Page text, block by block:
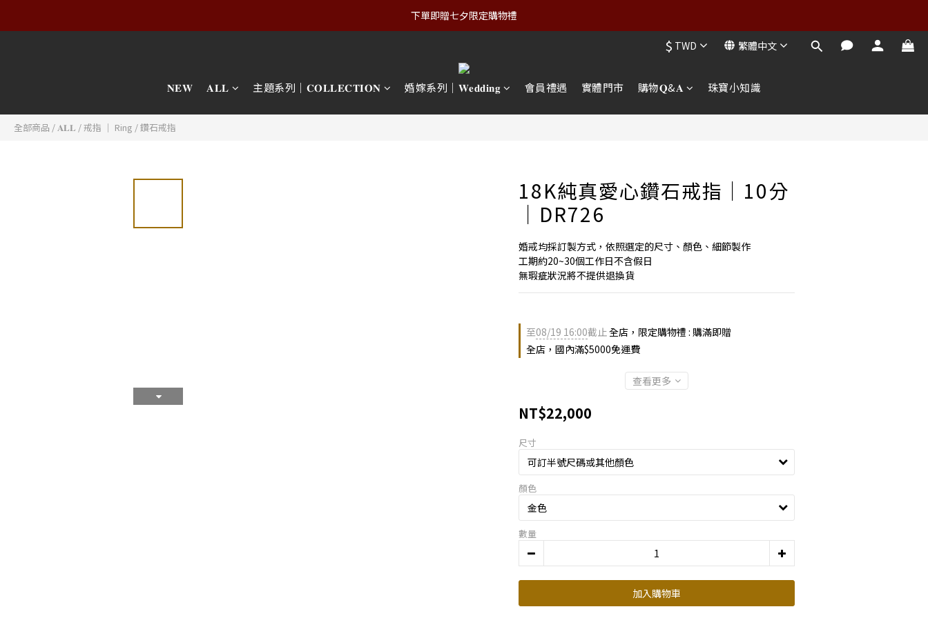
下單即贈七夕限定購物禮
$ TWD 繁體中文
𝐍𝐄𝐖 𝐀𝐋𝐋 主題系列｜𝐂𝐎𝐋𝐋𝐄𝐂𝐓𝐈𝐎𝐍 婚嫁系列｜𝐖𝐞𝐝𝐝𝐢𝐧𝐠 會員禮遇 實體門市 購物𝐐&𝐀 珠寶小知識
全部商品 /𝐀𝐋𝐋 /戒指 │ Ring /鑽石戒指
18K純真愛心鑽石戒指｜10分
｜DR726
婚戒均採訂製方式，依照選定的尺寸、顏色、細節製作
工期約20~30個工作日不含假日
無瑕疵狀況將不提供退換貨
至08/19 16:00截止全店，限定購物禮 : 購滿即贈
全店，國內滿$5000免運費
查看更多
NT$22,000
尺寸
顏色
數量
加入購物車